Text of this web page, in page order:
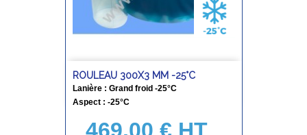
ROULEAU 300X3 MM -25°C
Lanière : Grand froid -25°C
Aspect : -25°C
Prix
469,00 € HT